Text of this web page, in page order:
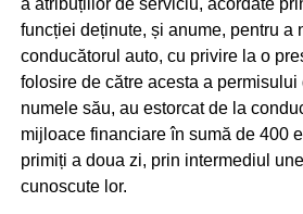
funcției deținute, și anume, pentru a
conducătorul auto, cu privire la o
folosire de către acesta a
numele său, au estorcat de la
mijloace financiare în sumă de 400
primiți a doua zi, prin intermediul
cunoscute lor.